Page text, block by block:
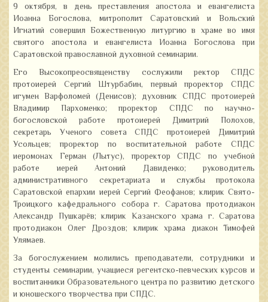
9 октября, в день преставления апостола и евангелиста
Иоанна Богослова, митрополит Саратовский и Вольский
Игнатий совершил Божественную литургию в храме во имя
святого апостола и евангелиста Иоанна Богослова при
Саратовской православной духовной семинарии.
Его Высокопреосвященству сослужили ректор СПДС
протоиерей Сергий Штурбабин, первый проректор СПДС
игумен Варфоломей (Денисов); духовник СПДС протоиерей
Владимир Пархоменко; проректор СПДС по научно-
богословской работе протоиерей Димитрий Полохов,
секретарь Ученого совета СПДС протоиерей Димитрий
Усольцев; проректор по воспитательной работе СПДС
иеромонах Герман (Лытус), проректор СПДС по учебной
работе иерей Антоний Давиденко; руководитель
административного секретариата и службы протокола
Саратовской епархии иерей Сергий Феофанов; клирик Свято-
Троицкого кафедрального собора г. Саратова протодиакон
Александр Пушкарёв; клирик Казанского храма г. Саратова
протодиакон Олег Дроздов; клирик храма диакон Тимофей
Улямаев.
За богослужением молились преподаватели, сотрудники и
студенты семинарии, учащиеся регентско-певческих курсов и
воспитанники Образовательного центра по развитию детского
и юношеского творчества при СПДС.